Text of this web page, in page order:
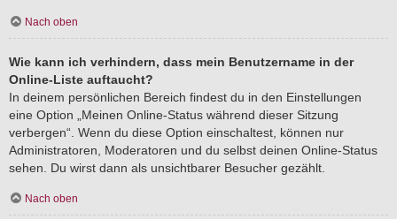
Nach oben
Wie kann ich verhindern, dass mein Benutzername in der
Online-Liste auftaucht?
In deinem persönlichen Bereich findest du in den Einstellungen
eine Option „Meinen Online-Status während dieser Sitzung
verbergen“. Wenn du diese Option einschaltest, können nur
Administratoren, Moderatoren und du selbst deinen Online-Status
sehen. Du wirst dann als unsichtbarer Besucher gezählt.
Nach oben